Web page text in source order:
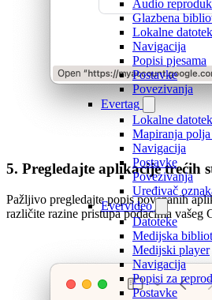
Audio
Glazbena
Lokalne
Navigacija
Popisi pjesama
Postavke
Povezivanja
Evertag
Lokalne
Mapiranja polja
Navigacija
Postavke
Povezivanja
Uređivač
Evervideo
Datoteke
Medijska
Medijski player
Navigacija
Popisi za
Postavke
5. Pregledajte aplikacije trećih
Pažljivo pregledajte popis povezanih
različite razine pristupa podacima vašeg